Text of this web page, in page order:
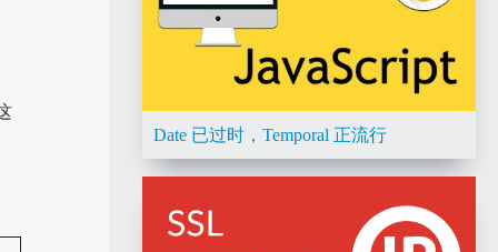
Date 已过时，Temporal 正流行